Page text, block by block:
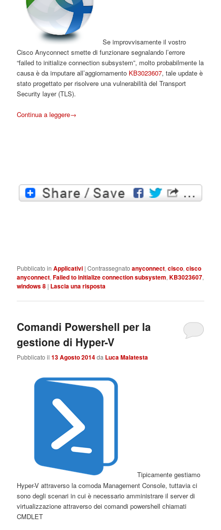
Se improvvisamente il vostro
Cisco Anyconnect smette di funzionare segnalando l’errore
“failed to initialize connection subsystem”, molto probabilmente la
causa è da imputare all’aggiornamento KB3023607, tale update è
stato progettato per risolvere una vulnerabilità del Transport
Security layer (TLS).
Continua a leggere→
Pubblicato in Applicativi |Contrassegnato anyconnect,cisco,cisco
anyconnect,Failed to initialize connection subsystem,KB3023607,
windows 8 | Lascia una risposta
Comandi Powershell per la
gestione di Hyper-V
Pubblicato il13 Agosto 2014da Luca Malatesta
Tipicamente gestiamo
Hyper-V attraverso la comoda Management Console, tuttavia ci
sono degli scenari in cui è necessario amministrare il server di
virtualizzazione attraverso dei comandi powershell chiamati
CMDLET